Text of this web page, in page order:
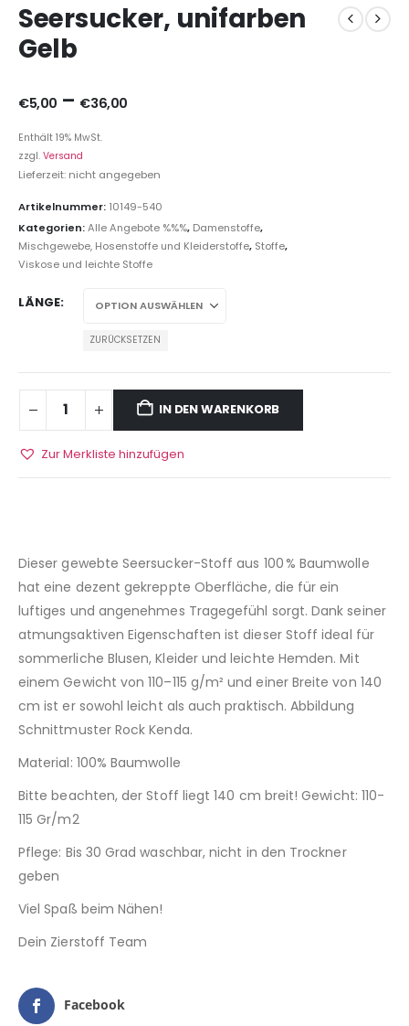
Seersucker, unifarben
Gelb
€5,00 – €36,00
Enthält 19% MwSt.
zzgl. Versand
Lieferzeit: nicht angegeben
Artikelnummer: 10149-540
Kategorien:Alle Angebote %%%, Damenstoffe,
Mischgewebe, Hosenstoffe und Kleiderstoffe, Stoffe,
Viskose und leichte Stoffe
LÄNGE
ZURÜCKSETZEN
IN DEN WARENKORB
Zur Merkliste hinzufügen
Dieser gewebte Seersucker-Stoff aus 100 % Baumwolle
hat eine dezent gekreppte Oberfläche, die für ein
luftiges und angenehmes Tragegefühl sorgt. Dank seiner
atmungsaktiven Eigenschaften ist dieser Stoff ideal für
sommerliche Blusen, Kleider und leichte Hemden. Mit
einem Gewicht von 110–115 g/m² und einer Breite von 140
cm ist er sowohl leicht als auch praktisch. Abbildung
Schnittmuster Rock Kenda.
Material: 100% Baumwolle
Bitte beachten, der Stoff liegt 140 cm breit! Gewicht: 110-
115 Gr/m2
Pflege: Bis 30 Grad waschbar, nicht in den Trockner
geben
Viel Spaß beim Nähen!
Dein Zierstoff Team
Facebook